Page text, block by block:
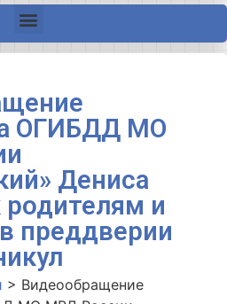
ОГИБДД МО
Дениса
и
преддверии
> Видеообращение